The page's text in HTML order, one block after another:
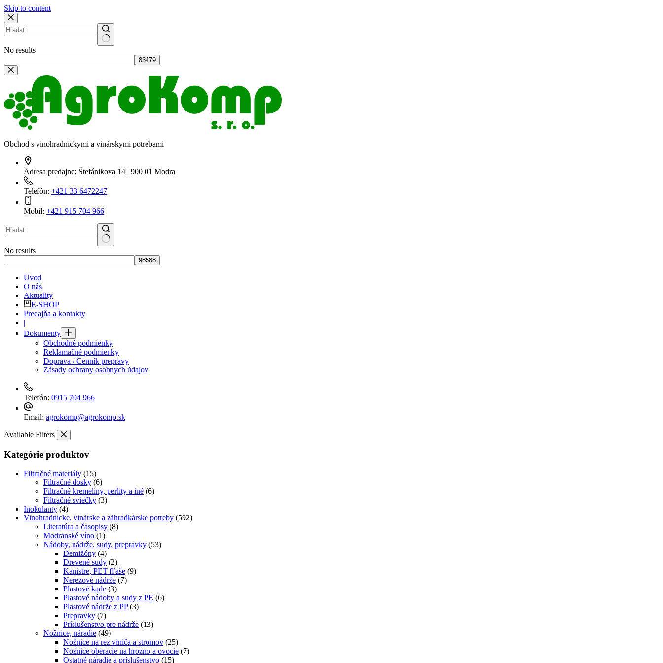
Skip to content
No results
Obchod s vinohradníckymi a vinárskymi potrebami
Adresa predajne: Štefánikova 14 | 900 01 Modra
Telefón: +421 33 6472247
Mobil: +421 915 704 966
No results
Uvod
O nás
Aktuality
E-SHOP
Predajňa a kontakty
|
Dokumenty
Obchodné podmienky
Reklamačné podmienky
Doprava / Cenník prepravy
Zásady ochrany osobných údajov
Telefón: 0915 704 966
Email: agrokomp@agrokomp.sk
Available Filters
Kategórie produktov
Filtračné materiály (15)
Filtračné dosky (6)
Filtračné kremeliny, perlity a iné (6)
Filtračné sviečky (3)
Inokulanty (4)
Vinohradnícke, vinárske a záhradkárske potreby (592)
Literatúra a časopisy (8)
Modranské víno (1)
Nádoby, nádrže, sudy, prepravky (53)
Demižóny (4)
Drevené sudy (2)
Kanistre, PET fľaše (9)
Nerezové nádrže (7)
Plastové kade (3)
Plastové nádoby a sudy z PE (6)
Plastové nádrže z PP (3)
Prepravky (7)
Príslušenstvo pre nádrže (13)
Nožnice, náradie (49)
Nožnice na rez viniča a stromov (25)
Nožnice oberacie na hrozno a ovocie (7)
Ostatné náradie a príslušenstvo (15)